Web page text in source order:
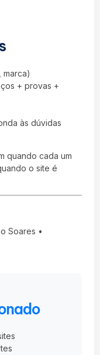
+ provas +
às dúvidas
quando cada um
o site é
Soares •